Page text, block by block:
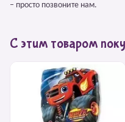
– просто позвоните нам.
С этим товаром